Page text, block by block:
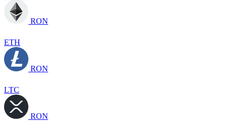
RON
ETH
RON
LTC
RON